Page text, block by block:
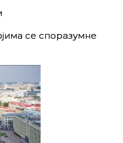
се споразумне